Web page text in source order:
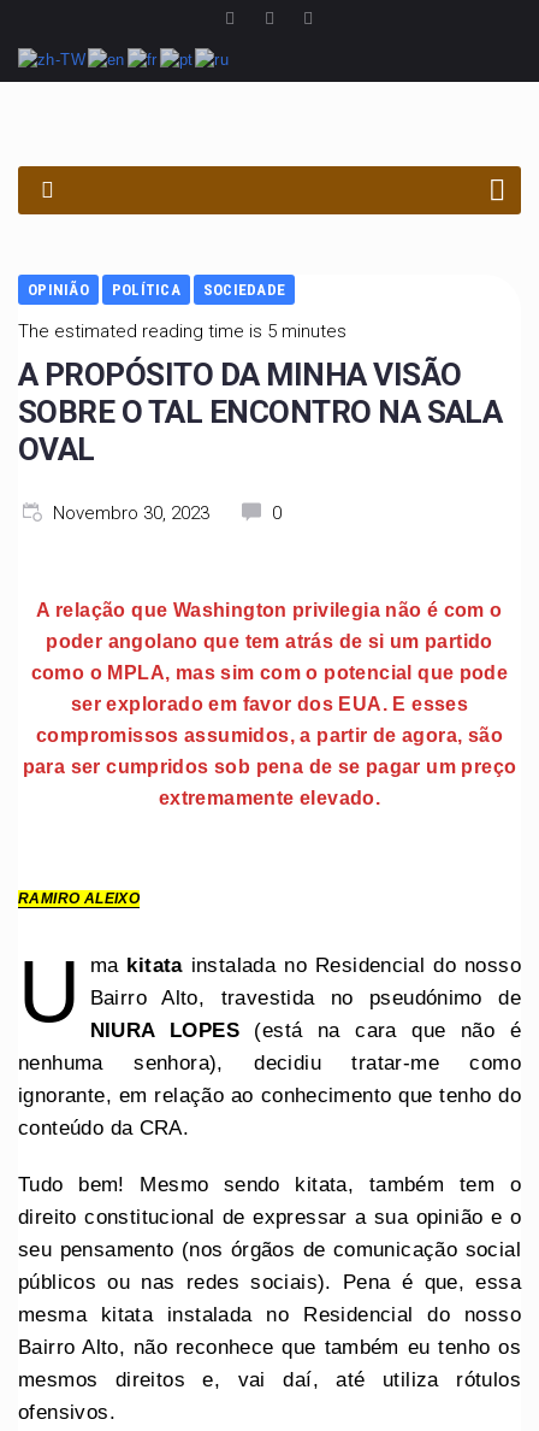
OPINIÃO POLÍTICA SOCIEDADE
The estimated reading time is 5 minutes
A PROPÓSITO DA MINHA VISÃO
SOBRE O TAL ENCONTRO NA SALA
OVAL
Novembro 30, 2023 0
A relação que Washington privilegia não é com o
poder angolano que tem atrás de si um partido
como o MPLA, mas sim com o potencial que pode
ser explorado em favor dos EUA. E esses
compromissos assumidos, a partir de agora, são
para ser cumpridos sob pena de se pagar um preço
extremamente elevado.
RAMIRO ALEIXO
U ma kitatainstalada no Residencial do nosso
Bairro Alto, travestida no pseudónimo de
NIURA LOPES(está na cara que não é
nenhuma senhora), decidiu tratar-me como
ignorante, em relação ao conhecimento que tenho do
conteúdo da CRA.
Tudo bem! Mesmo sendo kitata, também tem o
direito constitucional de expressar a sua opinião e o
seu pensamento (nos órgãos de comunicação social
públicos ou nas redes sociais). Pena é que, essa
mesma kitata instalada no Residencial do nosso
Bairro Alto, não reconhece que também eu tenho os
mesmos direitos e, vai daí, até utiliza rótulos
ofensivos.
PROCURAR